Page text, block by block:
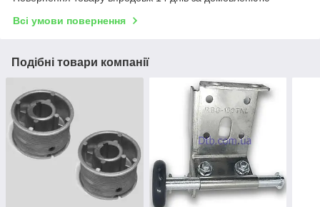
Всі умови повернення
Подібні товари компанії